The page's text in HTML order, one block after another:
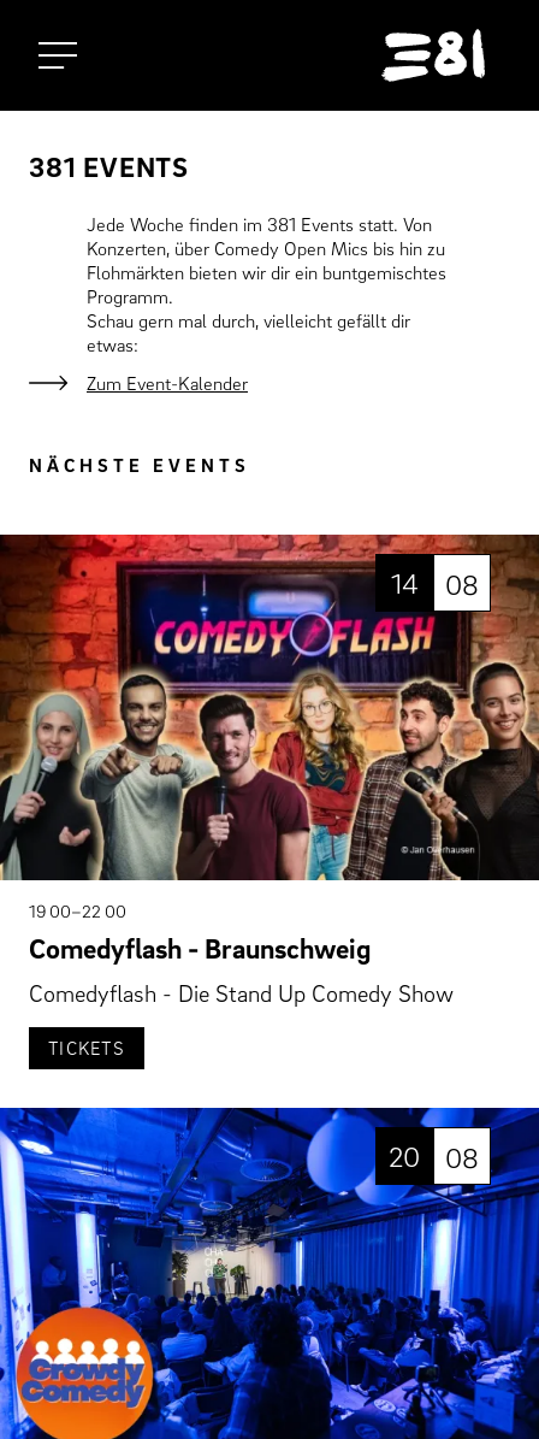
Startseite
381 EVENTS
Jede Woche finden im 381 Events statt. Von
Konzerten, über Comedy Open Mics bis hin zu
Flohmärkten bieten wir dir ein buntgemischtes
Programm.
Schau gern mal durch, vielleicht gefällt dir
etwas:
Zum Event-Kalender
NÄCHSTE EVENTS
14 08
19 00–22 00
Comedyflash - Braunschweig
Comedyflash - Die Stand Up Comedy Show
TICKETS
20 08